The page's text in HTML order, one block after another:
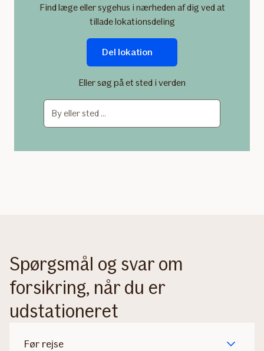
Find læge eller sygehus i nærheden af dig ved at
tillade lokationsdeling
Del lokation
Eller søg på et sted i verden
Spørgsmål og svar om
forsikring, når du er
udstationeret
Før rejse